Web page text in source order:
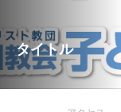
タイトル